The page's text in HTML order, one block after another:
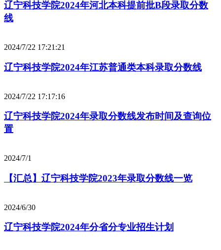
辽宁科技学院2024年河北本科提前批B段录取分数
线
2024/7/22 17:21:21
辽宁科技学院2024年江苏普通类本科录取分数线
2024/7/22 17:17:16
辽宁科技学院2024年录取分数线发布时间及查询位
置
2024/7/1
【汇总】辽宁科技学院2023年录取分数线一览
2024/6/30
辽宁科技学院2024年分省分专业招生计划